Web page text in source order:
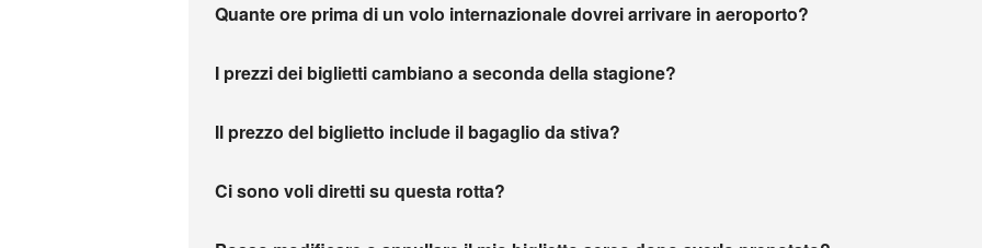
Quante ore prima di un volo internazionale dovrei arrivare in aeroporto?
I prezzi dei biglietti cambiano a seconda della stagione?
Il prezzo del biglietto include il bagaglio da stiva?
Ci sono voli diretti su questa rotta?